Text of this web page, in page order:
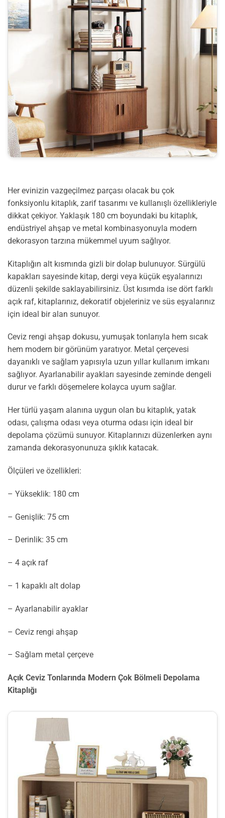
Her evinizin vazgeçilmez parçası olacak bu çok
fonksiyonlu kitaplık, zarif tasarımı ve kullanışlı özellikleriyle
dikkat çekiyor. Yaklaşık 180 cm boyundaki bu kitaplık,
endüstriyel ahşap ve metal kombinasyonuyla modern
dekorasyon tarzına mükemmel uyum sağlıyor.
Kitaplığın alt kısmında gizli bir dolap bulunuyor. Sürgülü
kapakları sayesinde kitap, dergi veya küçük eşyalarınızı
düzenli şekilde saklayabilirsiniz. Üst kısımda ise dört farklı
açık raf, kitaplarınız, dekoratif objeleriniz ve süs eşyalarınız
için ideal bir alan sunuyor.
Ceviz rengi ahşap dokusu, yumuşak tonlarıyla hem sıcak
hem modern bir görünüm yaratıyor. Metal çerçevesi
dayanıklı ve sağlam yapısıyla uzun yıllar kullanım imkanı
sağlıyor. Ayarlanabilir ayakları sayesinde zeminde dengeli
durur ve farklı döşemelere kolayca uyum sağlar.
Her türlü yaşam alanına uygun olan bu kitaplık, yatak
odası, çalışma odası veya oturma odası için ideal bir
depolama çözümü sunuyor. Kitaplarınızı düzenlerken aynı
zamanda dekorasyonunuza şıklık katacak.
Ölçüleri ve özellikleri:
– Yükseklik: 180 cm
– Genişlik: 75 cm
– Derinlik: 35 cm
– 4 açık raf
– 1 kapaklı alt dolap
– Ayarlanabilir ayaklar
– Ceviz rengi ahşap
– Sağlam metal çerçeve
Açık Ceviz Tonlarında Modern Çok Bölmeli Depolama
Kitaplığı